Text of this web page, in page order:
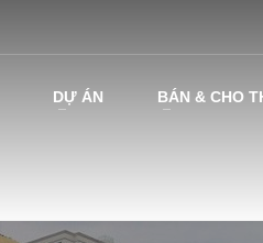
DỰ ÁN BÁN & CHO